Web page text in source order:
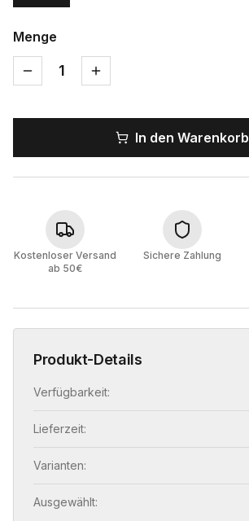
Menge
1
In den Warenkorb
Kostenloser Versand
ab 50€
Sichere Zahlung
Produkt-Details
Verfügbarkeit:
Lieferzeit:
Varianten:
Ausgewählt: